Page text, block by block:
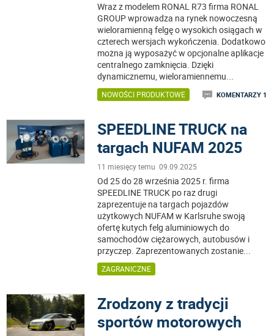
Wraz z modelem RONAL R73 firma RONAL
GROUP wprowadza na rynek nowoczesną
wieloramienną felgę o wysokich osiągach w
czterech wersjach wykończenia. Dodatkowo
można ją wyposażyć w opcjonalne aplikacje
centralnego zamknięcia. Dzięki
dynamicznemu, wieloramiennemu...
NOWOŚCI PRODUKTOWE KOMENTARZY 1
SPEEDLINE TRUCK na
targach NUFAM 2025
11 miesięcy temu 09.09.2025
Od 25 do 28 września 2025 r. firma
SPEEDLINE TRUCK po raz drugi
zaprezentuje na targach pojazdów
użytkowych NUFAM w Karlsruhe swoją
ofertę kutych felg aluminiowych do
samochodów ciężarowych, autobusów i
przyczep. Zaprezentowanych zostanie...
ZAGRANICZNE
Zrodzony z tradycji
sportów motorowych